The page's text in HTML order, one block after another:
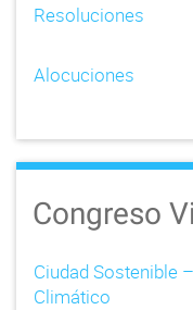
Resoluciones
Alocuciones
Congreso
Ciudad Sostenible
Climático